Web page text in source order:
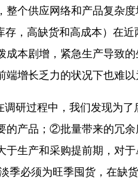
个供应网络和产品复杂
，高缺货和高成本）在
本剧增，紧急生产导致
增长乏力的状况下也难以
研过程中，我们发现为
产品；②批量带来的冗
生产和采购提前期，对
必须为旺季囤货，在缺